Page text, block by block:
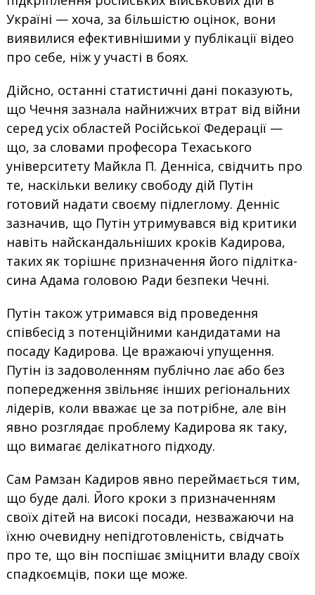
Україні — хоча, за більшістю оцінок, вони
виявилися ефективнішими у публікації відео
про себе, ніж у участі в боях.
Дійсно, останні статистичні дані показують,
що Чечня зазнала найнижчих втрат від війни
серед усіх областей Російської Федерації —
що, за словами професора Техаського
університету Майкла П. Денніса, свідчить про
те, наскільки велику свободу дій Путін
готовий надати своєму підлеглому. Денніс
зазначив, що Путін утримувався від критики
навіть найскандальніших кроків Кадирова,
таких як торішнє призначення його підлітка-
сина Адама головою Ради безпеки Чечні.
Путін також утримався від проведення
співбесід з потенційними кандидатами на
посаду Кадирова. Це вражаючі упущення.
Путін із задоволенням публічно лає або без
попередження звільняє інших регіональних
лідерів, коли вважає це за потрібне, але він
явно розглядає проблему Кадирова як таку,
що вимагає делікатного підходу.
Сам Рамзан Кадиров явно переймається тим,
що буде далі. Його кроки з призначенням
своїх дітей на високі посади, незважаючи на
їхню очевидну непідготовленість, свідчать
про те, що він поспішає зміцнити владу своїх
спадкоємців, поки ще може.